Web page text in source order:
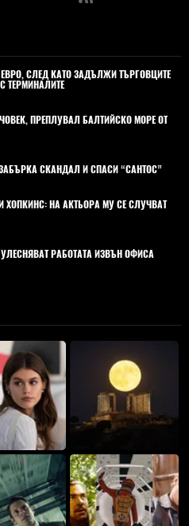
СЛЕД КАТО ЗАДЪЛЖИ ТЪРГОВЦИТЕ
ТЕРМИНАЛИТЕ
ПРЕПЛУВАЛ БАЛТИЙСКО МОРЕ ОТ
СКАНДАЛ И СПАСИ “САНТОС”
ХОПКИНС: НА АКТЬОРА МУ СЕ СЛУЧВАТ
УЛЕСНЯВАТ РАБОТАТА ИЗВЪН ОФИСА